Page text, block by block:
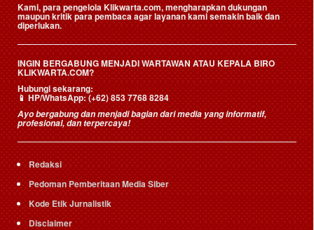
Kami, para pengelola Klikwarta.com, mengharapkan dukungan
maupun kritik para pembaca agar layanan kami semakin baik dan
diperlukan.
INGIN BERGABUNG MENJADI WARTAWAN ATAU KEPALA BIRO
KLIKWARTA.COM?
Hubungi sekarang:
📱HP/WhatsApp:(+62) 853 7768 8284
Ayo bergabung dan menjadi bagian dari media yang informatif,
profesional, dan terpercaya!
Redaksi
Pedoman Pemberitaan Media Siber
Kode Etik Jurnalistik
Disclaimer